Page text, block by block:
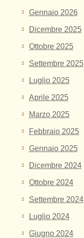
Gennaio 2026
Dicembre 2025
Ottobre 2025
Settembre 2025
Luglio 2025
Aprile 2025
Marzo 2025
Febbraio 2025
Gennaio 2025
Dicembre 2024
Ottobre 2024
Settembre 2024
Luglio 2024
Giugno 2024